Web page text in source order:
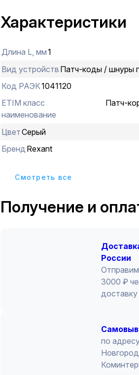
располагаются коннекторы RJ45
посредством которыx различное
изготавливаются литыми, что
надежное крепление провода в
золотом, что способствует
способности сигнала.
Колпачки литыx разъемов
изоляция провода изготовлена из
Характеристики
Длина L, мм1
Вид устройств Патч-коды / шнуры
Код РАЭК1041120
ETIM класс
наименование
Патч-
ЦветСерый
Бренд Rexant
Cмотреть все
Получение и
России
3000 ₽
по